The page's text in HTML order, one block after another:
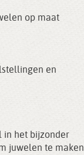
op maat
en
in het bijzonder
juwelen te maken